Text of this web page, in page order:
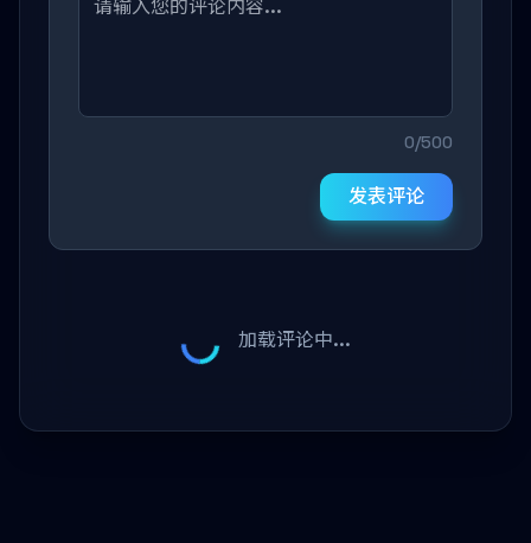
0/500
发表评论
加载评论中...